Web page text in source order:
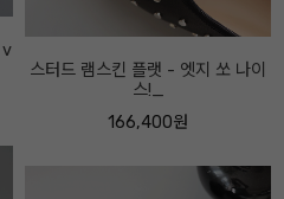
뮤 블랙 레더 앵클 -굽7센티-
262,400원